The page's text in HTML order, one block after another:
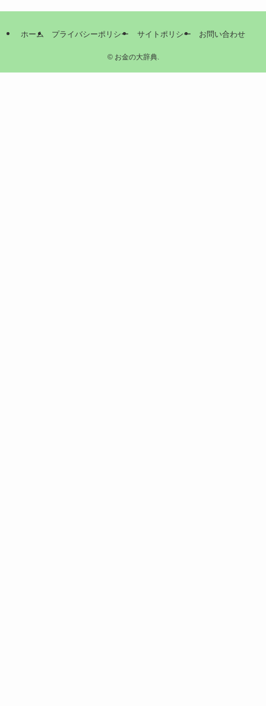
ホーム プライバシーポリシー サイトポリシー お問い合わせ
©お金の大辞典.